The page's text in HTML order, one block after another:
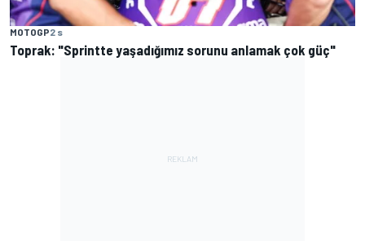
MOTOGP2 s
Toprak: "Sprintte yaşadığımız sorunu anlamak çok güç"